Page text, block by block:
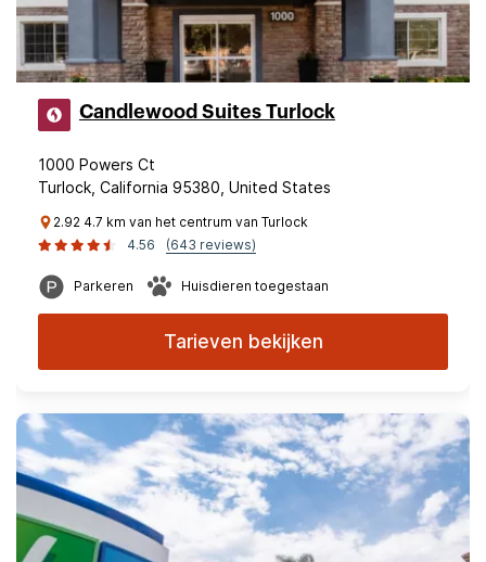
Candlewood Suites Turlock
1000 Powers Ct
Turlock, California 95380, United States
2.92 4.7 km van het centrum van Turlock
4.56
(643 reviews)
Parkeren Huisdieren toegestaan
Tarieven bekijken